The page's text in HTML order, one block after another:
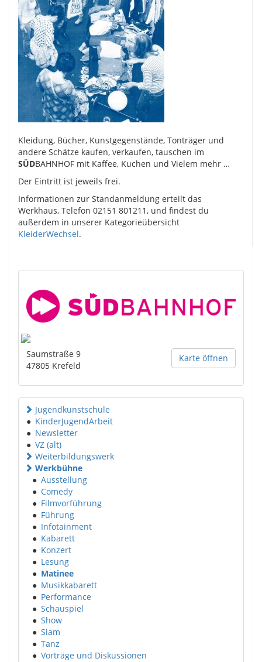
Kleidung, Bücher, Kunstgegenstände, Tonträger und
andere Schätze kaufen, verkaufen, tauschen im
SÜDBAHNHOF mit Kaffee, Kuchen und Vielem mehr …
Der Eintritt ist jeweils frei.
Informationen zur Standanmeldung erteilt das
Werkhaus, Telefon 02151 801211, und findest du
außerdem in unserer Kategorieübersicht
KleiderWechsel.
Karte öffnen
Saumstraße 9
47805 Krefeld
Jugendkunstschule
● KinderJugendArbeit
● Newsletter
● VZ (alt)
Weiterbildungswerk
Werkbühne
● Ausstellung
● Comedy
● Filmvorführung
● Führung
● Infotainment
● Kabarett
● Konzert
● Lesung
● Matinee
● Musikkabarett
● Performance
● Schauspiel
● Show
● Slam
● Tanz
● Vorträge und Diskussionen